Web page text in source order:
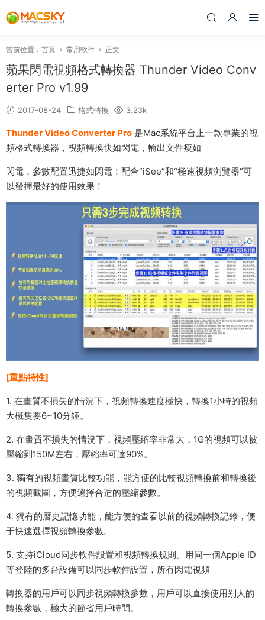
當前位置： 首頁 常用軟件 正文
蘋果閃電視頻格式轉換器 Thunder Video Conv
erter Pro v1.99
2017-08-24 格式轉換 3.23k
Thunder Video Converter Pro 是Mac系統平台上一款專業的視
頻格式轉換器，視頻轉換快如閃電，輸出文件瘦如
閃電，參數配置迅捷如閃電！配合”iSee”和“極速視頻浏覽器”可
以發揮最好的使用效果！
[重點特性]
1. 在畫質不損失的情況下，視頻轉換速度極快，轉換1小時的視頻
大概隻要6~10分鍾。
2. 在畫質不損失的情況下，視頻壓縮率非常大，1G的視頻可以被
壓縮到150M左右，壓縮率可達90%。
3. 獨有的視頻畫質比較功能，能方便的比較視頻轉換前和轉換後
的視頻截圖，方便選擇合适的壓縮參數。
4. 獨有的曆史記憶功能，能方便的查看以前的視頻轉換記錄，便
于快速選擇視頻轉換參數。
5. 支持iCloud同步軟件設置和視頻轉換規則。用同一個Apple ID
等登陸的多台設備可以同步軟件設置，所有閃電視頻
轉換器的用戶可以同步視頻轉換參數，用戶可以直接使用别人的
轉換參數，極大的節省用戶時間。